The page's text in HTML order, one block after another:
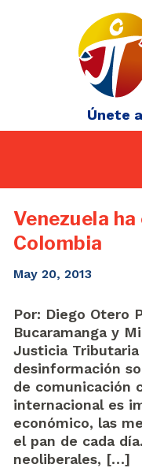
Únete
Venezuela
Colombia
May 20, 2013
Por: Diego Otero
Bucaramanga y
Justicia
desinformación
de comunicación
internacional es
económico, las
el pan de cada
neoliberales, […]